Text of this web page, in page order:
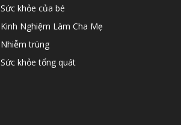
Sức khỏe của bé
Kinh Nghiệm Làm Cha Mẹ
Nhiễm trùng
Sức khỏe tổng quát